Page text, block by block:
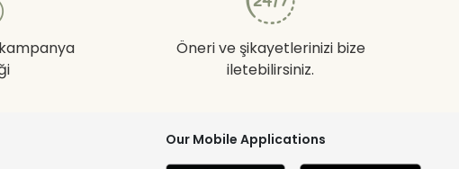
Öneri ve şikayetlerinizi bize
iletebilirsiniz.
Our Mobile Applications